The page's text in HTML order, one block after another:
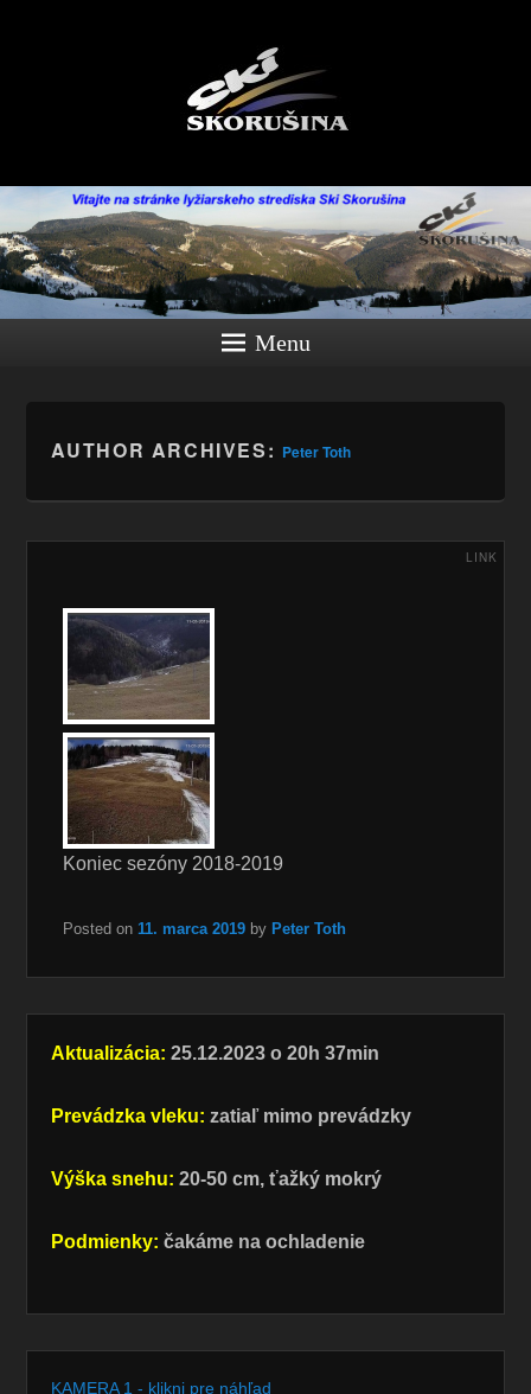
Menu
AUTHOR ARCHIVES: Peter Toth
LINK
Koniec sezóny 2018-2019
Posted on 11. marca 2019 by Peter Toth
Aktualizácia: 25.12.2023 o 20h 37min
Prevádzka vleku: zatiaľ mimo prevádzky
Výška snehu: 20-50 cm, ťažký mokrý
Podmienky: čakáme na ochladenie
KAMERA 1 - klikni pre náhľad